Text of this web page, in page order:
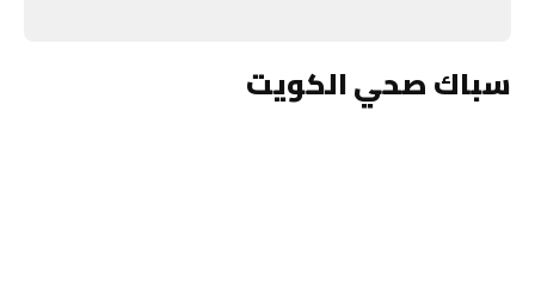
سباك صحي الكويت